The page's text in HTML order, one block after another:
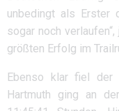
unbedingt als Erster
sogar noch
größten Erfolg im
Ebenso klar fiel der
Hartmuth ging an